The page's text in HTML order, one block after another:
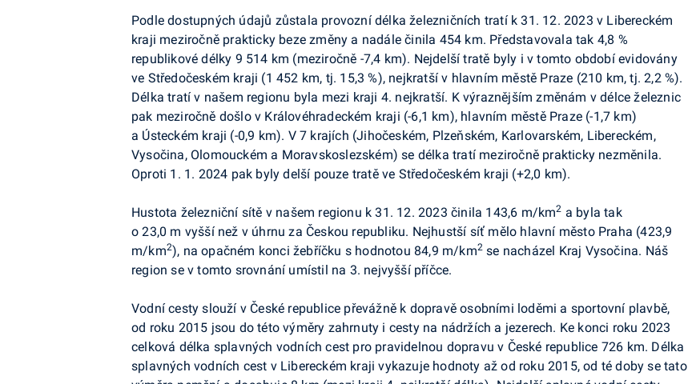
Podle dostupných údajů zůstala provozní délka železničních tratí k 31. 12. 2023 v Libereckém
kraji meziročně prakticky beze změny a nadále činila 454 km. Představovala tak 4,8 %
republikové délky 9 514 km (meziročně -7,4 km). Nejdelší tratě byly i v tomto období evidovány
ve Středočeském kraji (1 452 km, tj. 15,3 %), nejkratší v hlavním městě Praze (210 km, tj. 2,2 %).
Délka tratí v našem regionu byla mezi kraji 4. nejkratší. K výraznějším změnám v délce železnic
pak meziročně došlo v Královéhradeckém kraji (-6,1 km), hlavním městě Praze (-1,7 km)
a Ústeckém kraji (-0,9 km). V 7 krajích (Jihočeském, Plzeňském, Karlovarském, Libereckém,
Vysočina, Olomouckém a Moravskoslezském) se délka tratí meziročně prakticky nezměnila.
Oproti 1. 1. 2024 pak byly delší pouze tratě ve Středočeském kraji (+2,0 km).
Hustota železniční sítě v našem regionu k 31. 12. 2023 činila 143,6 m/km2 a byla tak
o 23,0 m vyšší než v úhrnu za Českou republiku. Nejhustší síť mělo hlavní město Praha (423,9
m/km2), na opačném konci žebříčku s hodnotou 84,9 m/km2 se nacházel Kraj Vysočina. Náš
region se v tomto srovnání umístil na 3. nejvyšší příčce.
Vodní cesty slouží v České republice převážně k dopravě osobními loděmi a sportovní plavbě,
od roku 2015 jsou do této výměry zahrnuty i cesty na nádržích a jezerech. Ke konci roku 2023
celková délka splavných vodních cest pro pravidelnou dopravu v České republice 726 km. Délka
splavných vodních cest v Libereckém kraji vykazuje hodnoty až od roku 2015, od té doby se tato